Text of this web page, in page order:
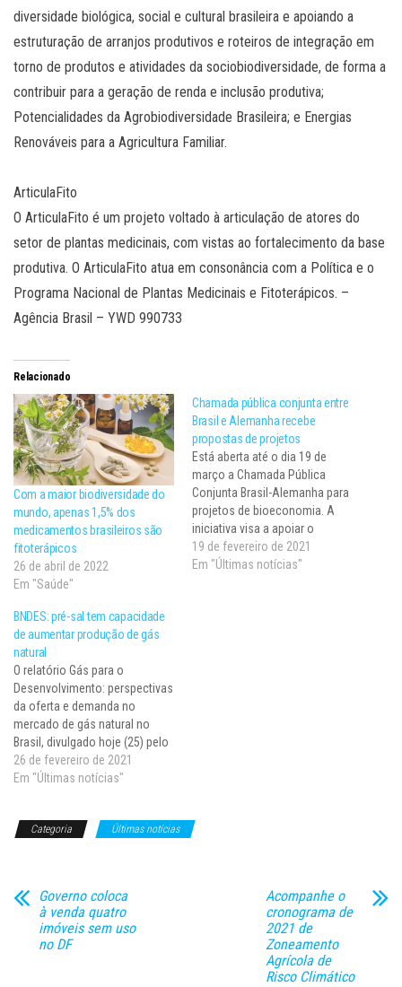
diversidade biológica, social e cultural brasileira e apoiando a
estruturação de arranjos produtivos e roteiros de integração em
torno de produtos e atividades da sociobiodiversidade, de forma a
contribuir para a geração de renda e inclusão produtiva;
Potencialidades da Agrobiodiversidade Brasileira; e Energias
Renováveis para a Agricultura Familiar.
ArticulaFito
O ArticulaFito é um projeto voltado à articulação de atores do
setor de plantas medicinais, com vistas ao fortalecimento da base
produtiva. O ArticulaFito atua em consonância com a Política e o
Programa Nacional de Plantas Medicinais e Fitoterápicos. –
Agência Brasil – YWD 990733
Relacionado
Com a maior biodiversidade do
mundo, apenas 1,5% dos
medicamentos brasileiros são
fitoterápicos
26 de abril de 2022
Em "Saúde"
Chamada pública conjunta entre
Brasil e Alemanha recebe
propostas de projetos
Está aberta até o dia 19 de
março a Chamada Pública
Conjunta Brasil-Alemanha para
projetos de bioeconomia. A
iniciativa visa a apoiar o
desenvolvimento de novas
soluções tecnológicas,
19 de fevereiro de 2021
Em "Últimas notícias"
BNDES: pré-sal tem capacidade
de aumentar produção de gás
natural
O relatório Gás para o
Desenvolvimento: perspectivas
da oferta e demanda no
mercado de gás natural no
Brasil, divulgado hoje (25) pelo
Banco Nacional de
Desenvolvimento Econômico e
produção de novos campos na
26 de fevereiro de 2021
Em "Últimas notícias"
Categoria Últimas notícias
Governo coloca
à venda quatro
imóveis sem uso
no DF
Acompanhe o
cronograma de
2021 de
Zoneamento
Agrícola de
Risco Climático